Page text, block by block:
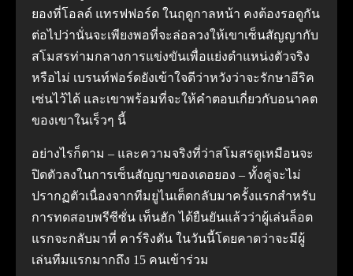
ยองที่โอลด์ แทรฟฟอร์ด ในฤดูกาลหน้า คงต้องรอดูกัน
ต่อไปว่านั่นจะเพียงพอที่จะล่อลวงให้เขาเซ็นสัญญากับ
สโมสรท่ามกลางการแข่งขันเพื่อแย่งตําแหน่งตัวจริง
หรือไม่ เบรนท์ฟอร์ดยังเข้าใจดีว่าหวังว่าจะรักษาอีริค
เซ่นไว้ได้ และเขาพร้อมที่จะให้คําตอบเกี่ยวกับอนาคต
ของเขาในเร็วๆ นี้
อย่างไรก็ตาม – และความจริงที่ว่าสโมสรดูเหมือนจะ
ปิดตัวลงในการเซ็นสัญญาของเดอยอง – ทั้งคู่จะไม่
ปรากฏตัวเนื่องจากทีมยูไนเต็ดกลับมาครั้งแรกสําหรับ
การทดสอบพรีซีซั่น เท็นฮัก ได้ยืนยันแล้วว่าผู้เล่นล็อต
แรกจะกลับมาที่ คาร์ริงตัน ในวันนี้โดยคาดว่าจะมีผู้
เล่นทีมแรกมากถึง 15 คนเข้าร่วม